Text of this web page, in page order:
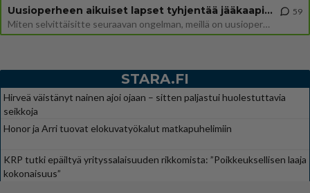
Uusioperheen aikuiset lapset tyhjentää jääkaapin käydessään
Miten selvittäisitte seuraavan ongelman, meillä on uusioperhe, minulla teini-ikäiset lapset ja puolisolla aikuiset, jotk
59
STARA.FI
Hirveä väistänyt nainen ajoi ojaan – sitten paljastui huolestuttavia
seikkoja
Honor ja Arri tuovat elokuvatyökalut matkapuhelimiin
KRP tutki epäiltyä yrityssalaisuuden rikkomista: ”Poikkeuksellisen laaja
kokonaisuus”